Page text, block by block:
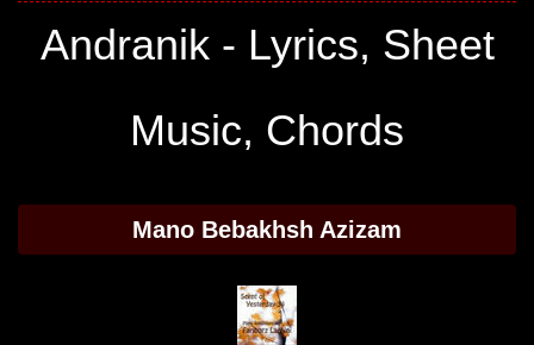
Andranik - Lyrics, Sheet
Music, Chords
Mano Bebakhsh Azizam